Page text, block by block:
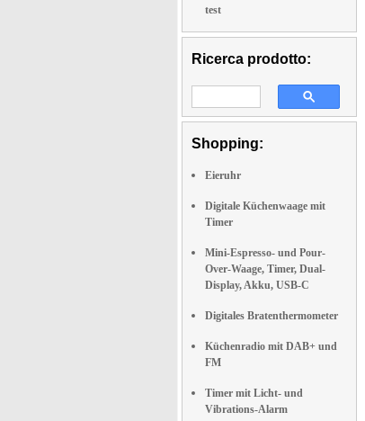
test
Ricerca prodotto:
Shopping:
Eieruhr
Digitale Küchenwaage mit
Timer
Mini-Espresso- und Pour-
Over-Waage, Timer, Dual-
Display, Akku, USB-C
Digitales Bratenthermometer
Küchenradio mit DAB+ und
FM
Timer mit Licht- und
Vibrations-Alarm